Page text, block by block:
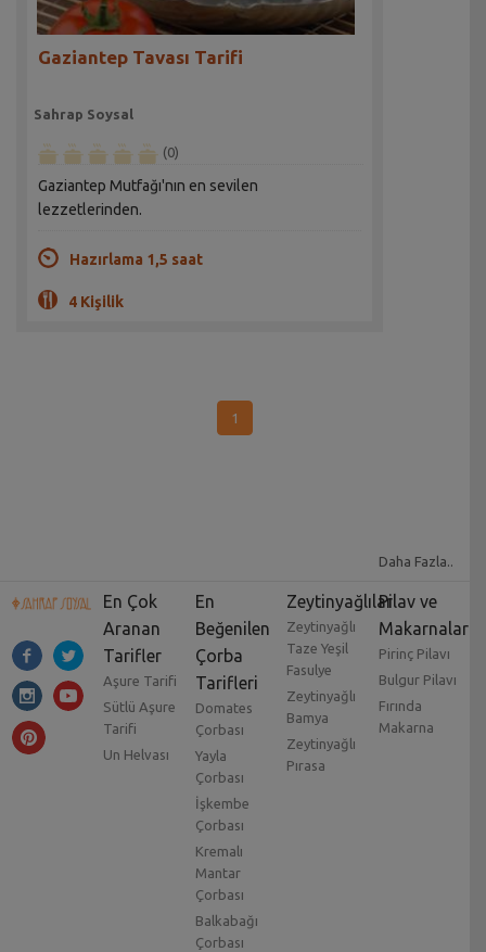
Gaziantep Tavası Tarifi
Sahrap Soysal
(0)
Gaziantep Mutfağı'nın en sevilen
lezzetlerinden.
Hazırlama 1,5 saat
4 Kişilik
1
Daha Fazla..
En Çok
Aranan
Tarifler
Aşure Tarifi
Sütlü Aşure
Tarifi
Un Helvası
En
Beğenilen
Çorba
Tarifleri
Domates
Çorbası
Yayla
Çorbası
İşkembe
Çorbası
Kremalı
Mantar
Çorbası
Balkabağı
Çorbası
Zeytinyağlılar
Zeytinyağlı
Taze Yeşil
Fasulye
Zeytinyağlı
Bamya
Zeytinyağlı
Pırasa
Pilav ve
Makarnalar
Pirinç Pilavı
Bulgur Pilavı
Fırında
Makarna